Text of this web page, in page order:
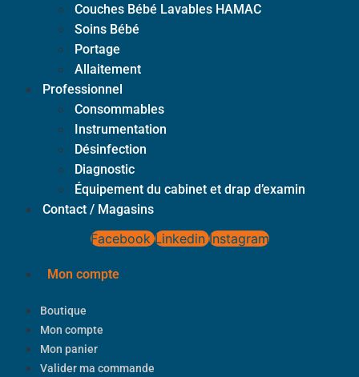
Couches Bébé Lavables HAMAC
Soins Bébé
Portage
Allaitement
Professionnel
Consommables
Instrumentation
Désinfection
Diagnostic
Équipement du cabinet et drap d’examin
Contact / Magasins
Facebook Linkedin Instagram
Mon compte
Boutique
Mon compte
Mon panier
Valider ma commande